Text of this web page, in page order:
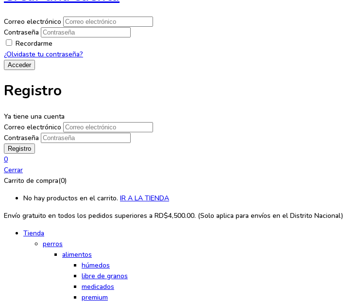
Correo electrónico
Contraseña
Recordarme
¿Olvidaste tu contraseña?
Registro
Ya tiene una cuenta
Correo electrónico
Contraseña
0
Cerrar
Carrito de compra(0)
No hay productos en el carrito. IR A LA TIENDA
Envío gratuito en todos los pedidos superiores a RD$4,500.00. (Solo aplica para envíos en el Distrito Nacional)
Tienda
perros
alimentos
húmedos
libre de granos
medicados
premium